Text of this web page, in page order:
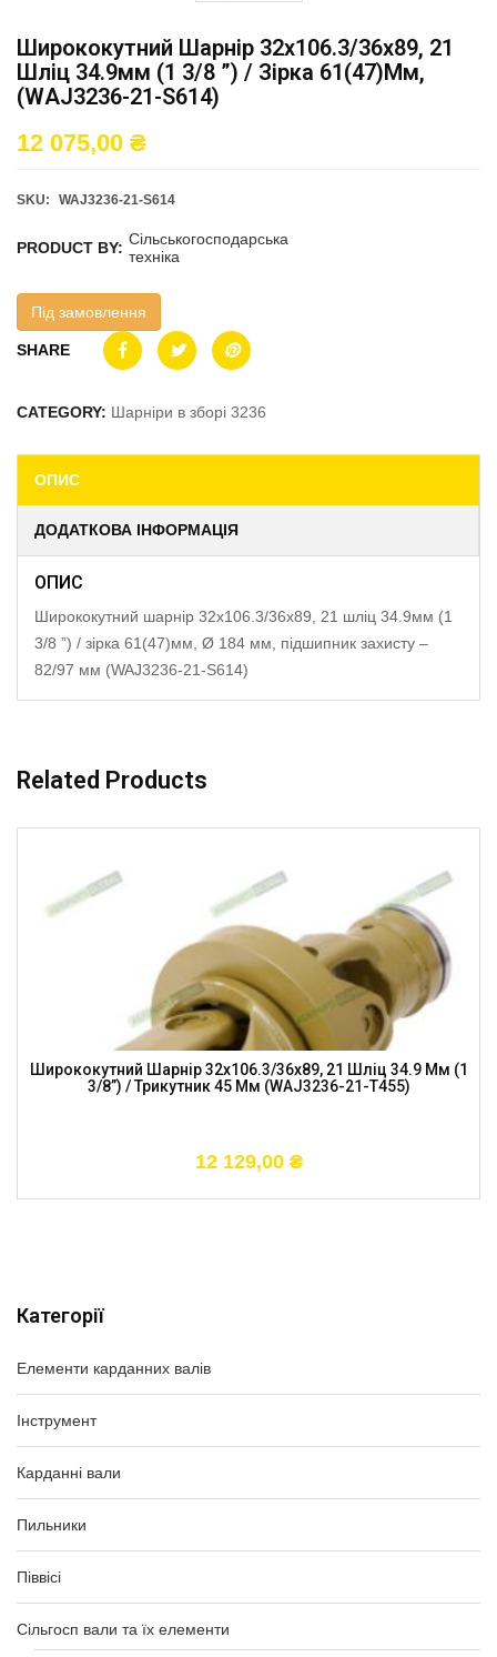
Категорії
Елементи карданних валів
Інструмент
Карданні вали
Пильники
Піввісі
Сільгосп вали та їх елементи
Ширококутний Шарнір 32х106.3/36х89, 21
Шліц 34.9мм (1 3/8 ”) / Зірка 61(47)мм,
(WAJ3236-21-S614)
12 075,00 ₴
SKU: WAJ3236-21-S614
PRODUCT BY: Сільськогосподарська
техніка
Під замовлення
SHARE
CATEGORY: Шарніри в зборі 3236
ОПИС
ДОДАТКОВА ІНФОРМАЦІЯ
ОПИС
Ширококутний шарнір 32х106.3/36х89, 21 шліц 34.9мм (1
3/8 ”) / зірка 61(47)мм, Ø 184 мм, підшипник захисту –
82/97 мм (WAJ3236-21-S614)
Related Products
Ширококутний Шарнір 32х106.3/36х89, 21 Шліц 34.9 Мм (1
3/8”) / Трикутник 45 Мм (WAJ3236-21-T455)
12 129,00 ₴